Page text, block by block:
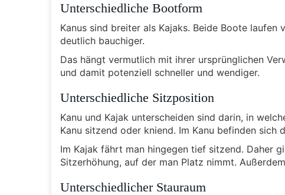
Unterschiedliche Bootform
Kanus sind breiter als Kajaks. Beide Boote
deutlich bauchiger.
Das hängt vermutlich mit ihrer ursprünglichen
und damit potenziell schneller und wendiger.
Unterschiedliche Sitzposition
Kanu und Kajak unterscheiden sind darin, in
Kanu sitzend oder kniend. Im Kanu befinden sich
Im Kajak fährt man hingegen tief sitzend. Daher
Sitzerhöhung, auf der man Platz nimmt.
Unterschiedlicher Stauraum